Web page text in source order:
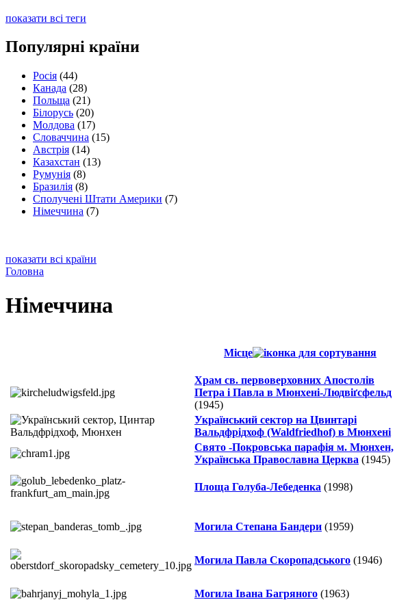
показати всі теги
Популярні країни
Росія (44)
Канада (28)
Польща (21)
Білорусь (20)
Молдова (17)
Словаччина (15)
Австрія (14)
Казахстан (13)
Румунія (8)
Бразилія (8)
Сполучені Штати Америки (7)
Німеччина (7)
показати всі країни
Головна
Німеччина
Місце
Храм св. первоверховних Апостолів
Петра і Павла в Мюнхенi-Людвіґсфельд
(1945)
Український сектор на Цвинтарі
Вальдфрідхоф (Waldfriedhof) в Мюнхені
Свято -Покровська парафія м. Мюнхен,
Українська Православна Церква (1945)
Площа Голуба-Лебеденка (1998)
Могила Степана Бандери (1959)
Могила Павла Скоропадського (1946)
Могила Івана Багряного (1963)